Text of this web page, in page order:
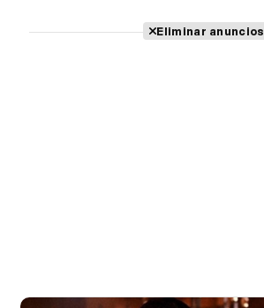
Eliminar anuncios